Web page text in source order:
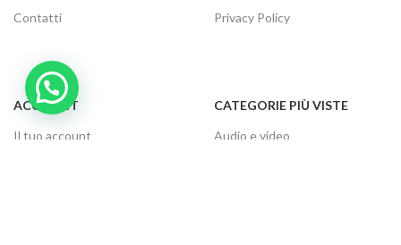
Contatti
Privacy Policy
ACCOUNT
Il tuo account
CATEGORIE PIÙ VISTE
Audio e video